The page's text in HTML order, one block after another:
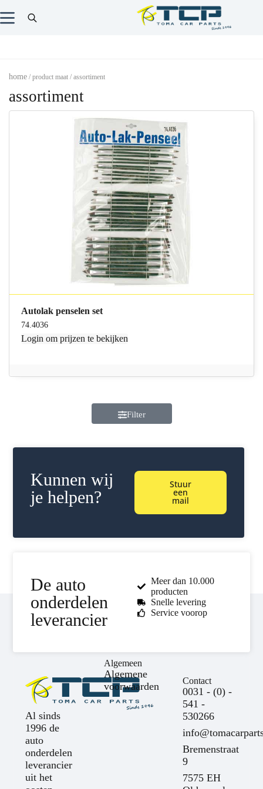
home / product maat / assortiment
assortiment
Autolak penselen set
74.4036
Login om prijzen te bekijken
Filter
Kunnen wij
je helpen?
Stuur
een
mail
De auto
onderdelen
leverancier
Meer dan 10.000
producten
Snelle levering
Service voorop
Al sinds
1996 de
auto
onderdelen
leverancier
uit het
Algemeen
Algemene
voorwaarden
Contact
0031 - (0) -
541 -
530266
Bremenstraat
9
7575 EH